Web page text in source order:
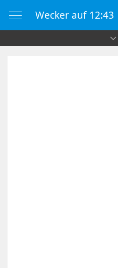
Wecker auf